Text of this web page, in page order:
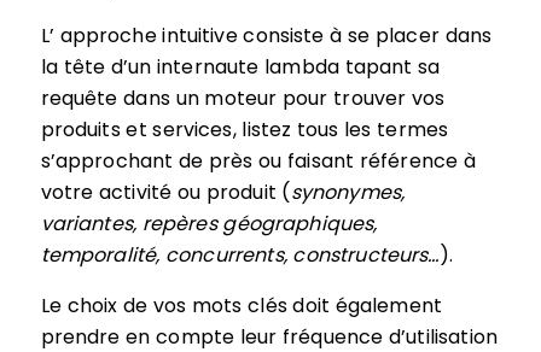
L’ approche intuitive consiste à se placer dans
la tête d’un internaute lambda tapant sa
requête dans un moteur pour trouver vos
produits et services, listez tous les termes
s’approchant de près ou faisant référence à
votre activité ou produit (synonymes,
variantes, repères géographiques,
temporalité, concurrents, constructeurs…).
Le choix de vos mots clés doit également
prendre en compte leur fréquence d’utilisation